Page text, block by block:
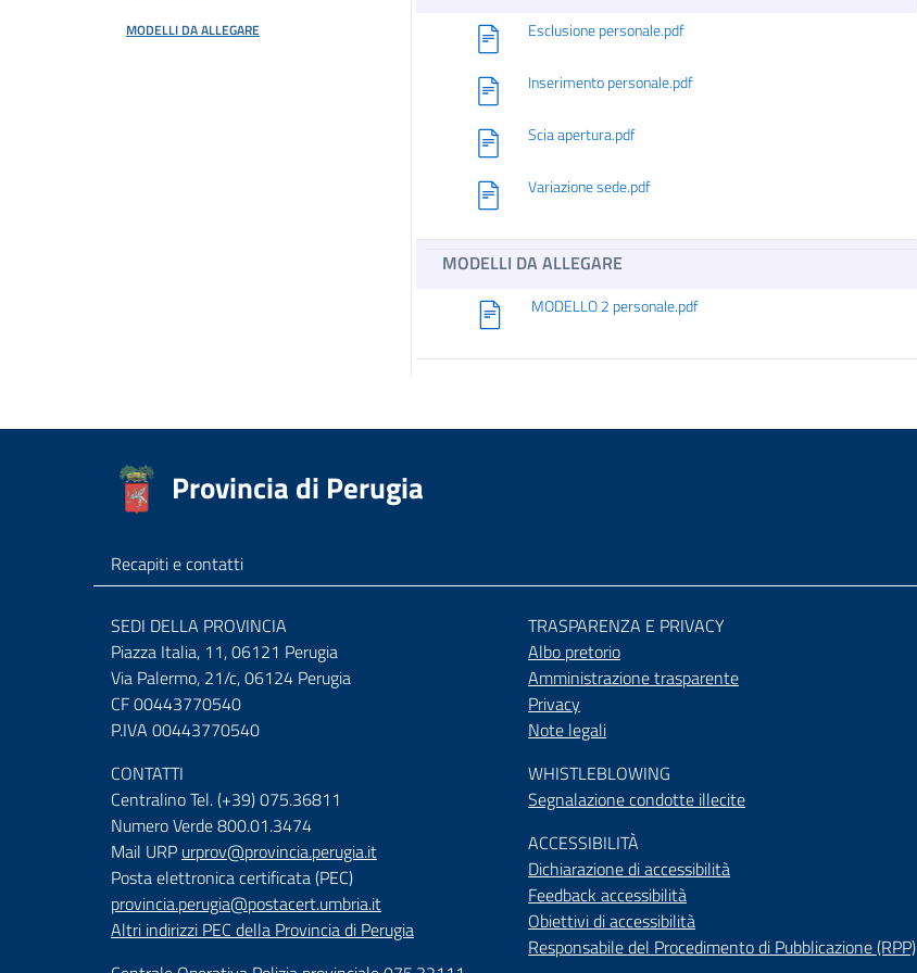
MODELLI DA ALLEGARE
Esclusione personale.pdf
Inserimento personale.pdf
Scia apertura.pdf
Variazione sede.pdf
MODELLI DA ALLEGARE
MODELLO 2 personale.pdf
Provincia di Perugia
Recapiti e contatti
SEDI DELLA PROVINCIA
Piazza Italia, 11, 06121 Perugia
Via Palermo, 21/c, 06124 Perugia
CF 00443770540
P.IVA 00443770540
CONTATTI
Centralino Tel. (+39) 075.36811
Numero Verde 800.01.3474
Mail URP urprov@provincia.perugia.it
Posta elettronica certificata (PEC)
provincia.perugia@postacert.umbria.it
Altri indirizzi PEC della Provincia di Perugia
TRASPARENZA E PRIVACY
Albo pretorio
Amministrazione trasparente
Privacy
Note legali
WHISTLEBLOWING
Segnalazione condotte illecite
ACCESSIBILITÀ
Dichiarazione di accessibilità
Feedback accessibilità
Obiettivi di accessibilità
Responsabile del Procedimento di Pubblicazione (RPP)